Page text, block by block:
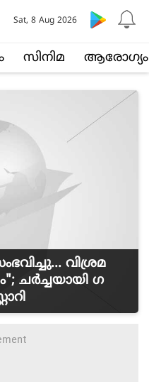
സിനിമ ആരോഗ്യം
Sat, 8 Aug 2026
വിശ്രമ
ചർച്ചയായി ​ഗ